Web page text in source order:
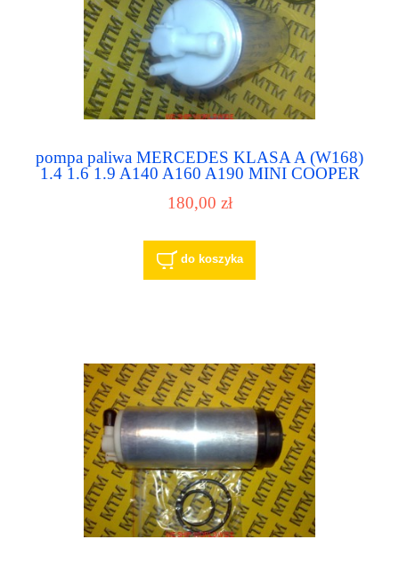
pompa paliwa MERCEDES KLASA A (W168)
1.4 1.6 1.9 A140 A160 A190 MINI COOPER
180,00 zł
do koszyka